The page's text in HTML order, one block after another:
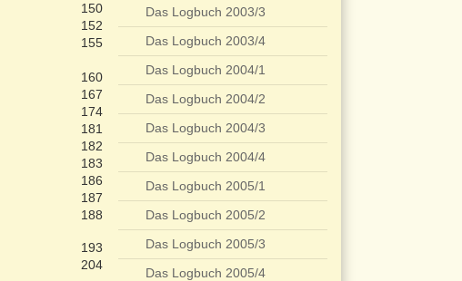
150
152
155
160
167
174
181
182
183
186
187
188
193
204
Das Logbuch 2003/3
Das Logbuch 2003/4
Das Logbuch 2004/1
Das Logbuch 2004/2
Das Logbuch 2004/3
Das Logbuch 2004/4
Das Logbuch 2005/1
Das Logbuch 2005/2
Das Logbuch 2005/3
Das Logbuch 2005/4